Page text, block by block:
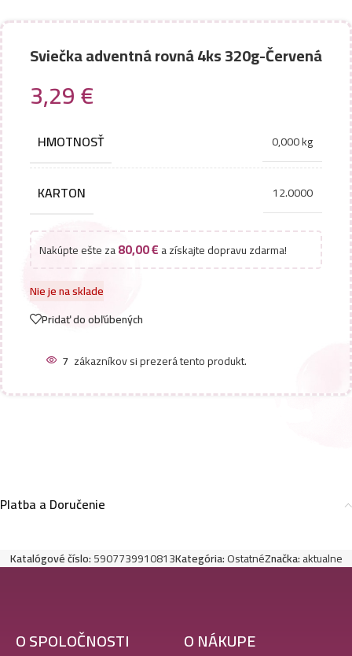
Sviečka adventná rovná 4ks 320g-Červená
3,29€
HMOTNOSŤ 0,000 kg
KARTON 12.0000
Nakúpte ešte za80,00€a získajte dopravu zdarma!
Nie je na sklade
Pridať do obľúbených
7 zákazníkov si prezerá tento produkt.
Platba a Doručenie
Katalógové číslo:5907739910813Kategória:OstatnéZnačka:aktualne
O SPOLOČNOSTI O NÁKUPE